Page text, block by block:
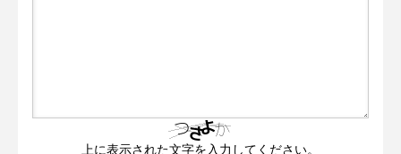
上に表示された文字を入力してください。